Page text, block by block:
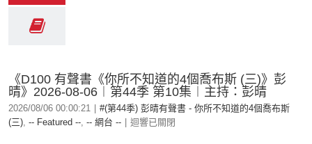
《D100 有聲書《你所不知道的4個喬布斯 (三)》彭
晴》2026-08-06︱第44季 第10集︱主持：彭晴
2026/08/06 00:00:21
#(第44季) 彭晴有聲書 - 你所不知道的4個喬布斯
(三), -- Featured --, -- 網台 -- 迴響已關閉